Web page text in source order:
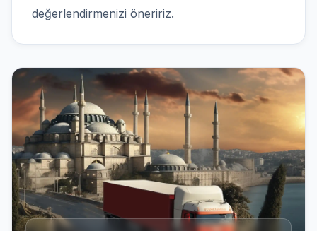
değerlendirmenizi öneririz.